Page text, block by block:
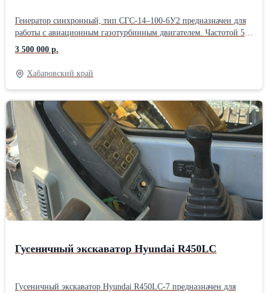
Генератор синхронный, тип СГС-14–100-6У2 предназначен для
работы с авиационным газотурбинным двигателем. Частотой 50
Гц. Режим работы генератора – продолжительный S1. Вид
климатического исполнения – У2. Генераторы выполняются на
подшипниках скольжения с кольцевой смазкой. Соединение с
приводом при помощи упругой муфты. Мощность кВА/
кВт-3125/2500. КПД 96 %. Масса 9500 кг. Генератор б/у (СССР)
снят с рабочей газотурбинной электростанции ПАЭС 2500.
Количество-4 шт. Цена без НДС. (Приморский край).
3 500 000 р.
Хабаровский край
Гусеничный экскаватор Hyundai R450LC
Гусеничный экскаватор Hyundai R450LC-7 предназначен для